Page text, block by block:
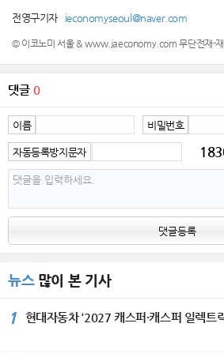
전영구기자 ieconomyseoul@naver.com
© 이코노미 서울 & www.jaeconomy.com 무단전재-재
댓글 0
이름 비밀번호
자동등록방지문자
댓글등록
뉴스많이 본 기사
1 현대자동차 ‘2027 캐스퍼·캐스퍼 일렉트릭